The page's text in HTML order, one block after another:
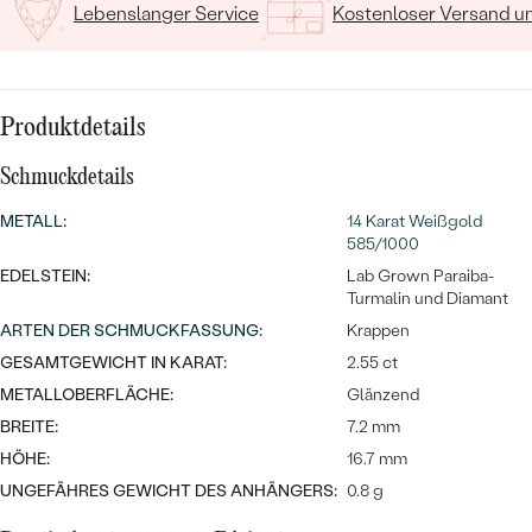
Eheringe
NACH MATERIAL
GOLD
EDELSTEINSCHMUCK
DIAMANTEN
PERLENSCHMUCK
NACH STYL
PERSONALISIERT
SYMBOLISCH
MINIMALISTISCH
NACH ANLASS
PREISWERTE
LUXURIÖSE
Lebenslanger Service Kostenloser Versand
Produktdetails
Schmuckdetails
METALL:
14 Karat Weißgold
585/1000
EDELSTEIN:
Lab Grown Paraiba-
Turmalin und Diamant
ARTEN DER SCHMUCKFASSUNG:
Krappen
GESAMTGEWICHT IN KARAT:
2.55 ct
METALLOBERFLÄCHE:
Glänzend
BREITE:
7.2 mm
HÖHE:
16.7 mm
UNGEFÄHRES GEWICHT DES ANHÄNGERS: 0.8 g